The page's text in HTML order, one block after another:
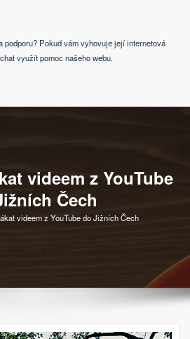
podporu? Pokud vám vyhovuje její internetová
využít pomoc našeho webu.
videem z YouTube
Čech
videem z YouTube do Jižních Čech